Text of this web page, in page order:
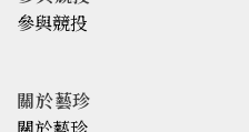
參與競投
關於藝珍